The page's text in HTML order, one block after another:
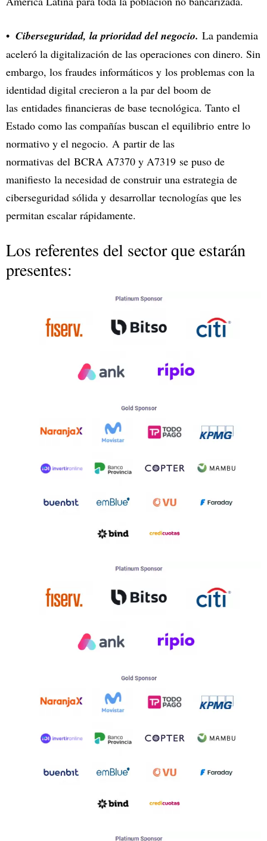
Ciberseguridad, la prioridad del negocio. La pandemia
aceleró la digitalización de las operaciones con dinero. Sin
embargo, los fraudes informáticos y los problemas con la
identidad digital crecieron a la par del boom de
las entidades financieras de base tecnológica. Tanto el
Estado como las compañías buscan el equilibrio entre lo
normativo y el negocio. A partir de las
normativas del BCRA A7370 y A7319 se puso de
manifiesto la necesidad de construir una estrategia de
ciberseguridad sólida y desarrollar tecnologías que les
permitan escalar rápidamente.
Los referentes del sector que estarán
presentes: